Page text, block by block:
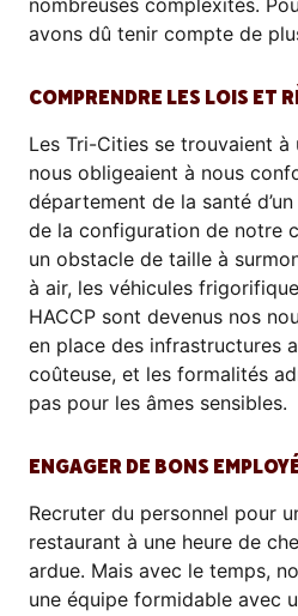
nombreuses complexités.
avons dû tenir compte de
COMPRENDRE LES LOIS ET
Les Tri-Cities se trouvaient à
nous obligeaient à nous
département de la santé
de la configuration de notre
un obstacle de taille à
à air, les véhicules
HACCP sont devenus nos
en place des infrastructures
coûteuse, et les formalités
pas pour les âmes sensibles.
ENGAGER DE BONS
Recruter du personnel pour
restaurant à une heure de
ardue. Mais avec le temps,
une équipe formidable avec